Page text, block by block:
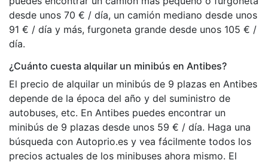
desde unos 70 € / día, un camión mediano desde unos
91 € / día y más, furgoneta grande desde unos 105 € /
día.
¿Cuánto cuesta alquilar un minibús en Antibes?
El precio de alquilar un minibús de 9 plazas en Antibes
depende de la época del año y del suministro de
autobuses, etc. En Antibes puedes encontrar un
minibús de 9 plazas desde unos 59 € / día. Haga una
búsqueda con Autoprio.es y vea fácilmente todos los
precios actuales de los minibuses ahora mismo. El